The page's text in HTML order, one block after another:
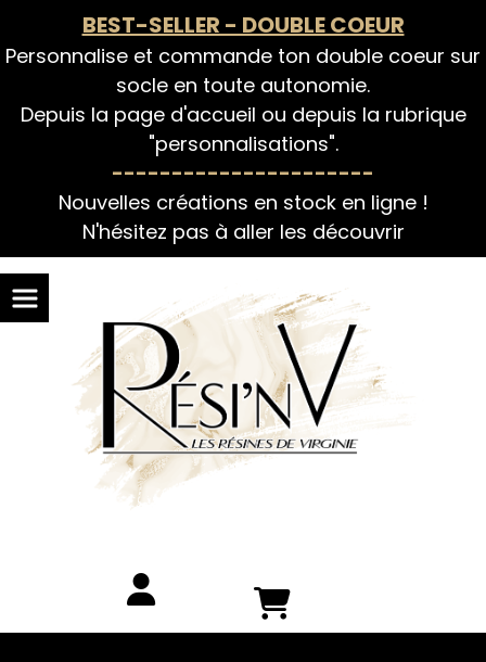
BEST-SELLER - DOUBLE COEUR
Personnalise et commande ton double coeur sur
socle en toute autonomie.
Depuis la page d'accueil ou depuis la rubrique
"personnalisations".
----------------------
Nouvelles créations en stock en ligne !
N'hésitez pas à aller les découvrir